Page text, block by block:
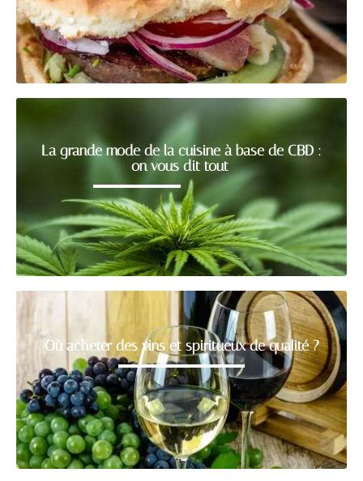
La grande mode de la cuisine à base de CBD :
on vous dit tout
Où acheter des vins et spiritueux de qualité ?